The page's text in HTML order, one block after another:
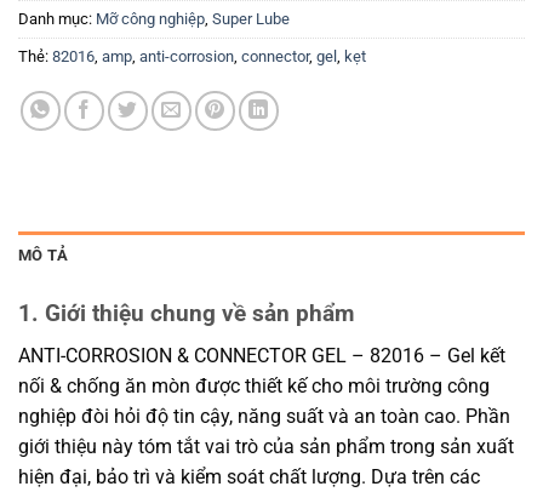
Danh mục: Mỡ công nghiệp, Super Lube
Thẻ: 82016, amp, anti-corrosion, connector, gel , kẹt
MÔ TẢ
1. Giới thiệu chung về sản phẩm
ANTI-CORROSION & CONNECTOR GEL – 82016 – Gel kết
nối & chống ăn mòn được thiết kế cho môi trường công
nghiệp đòi hỏi độ tin cậy, năng suất và an toàn cao. Phần
giới thiệu này tóm tắt vai trò của sản phẩm trong sản xuất
hiện đại, bảo trì và kiểm soát chất lượng. Dựa trên các